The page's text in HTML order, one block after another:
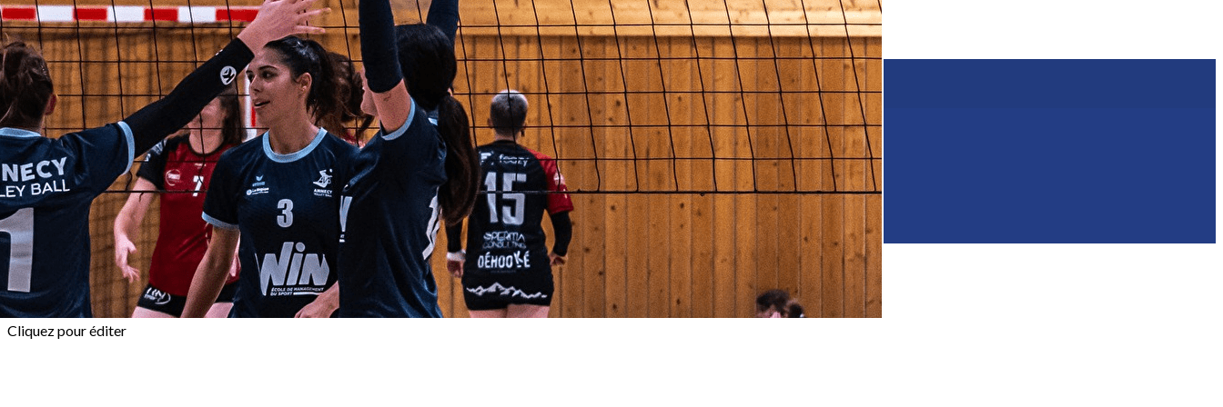
Exporter les lignes sélectionnées
Exporter toutes les colonnes
Exporter uniquement les colonnes affichées
Menu
<
>
LE TOURNOI
FAQ
DEVENEZ BÉNÉVOLE
DEVENEZ PARTENAIRE
NOS PARTENAIRES
?>
Images de la page d'accueil
Cliquez pour éditer